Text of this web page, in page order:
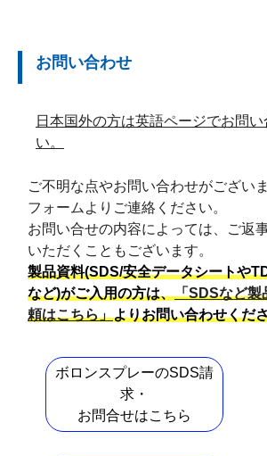
お問い合わせ
日本国外の方は英語ページでお問い
い。
ご不明な点やお問い合わせがござい
フォームよりご連絡ください。
お問い合せの内容によっては、ご返
いただくこともございます。
製品資料(SDS/安全データシートや
など)がご入用の方は、「SDSなど製
頼はこちら」よりお問い合わせくだ
ボロンスプレーのSDS請
求・
お問合せはこちら